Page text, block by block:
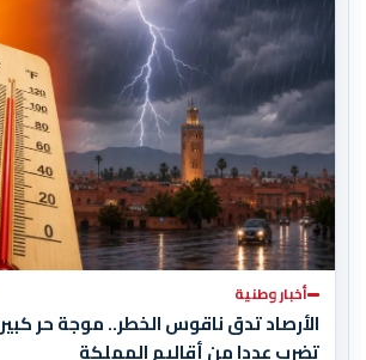
أخبار وطنية
الأرصاد تدق ناقوس الخطر.. موجة حر
تضرب عددا من أقاليم المملكة